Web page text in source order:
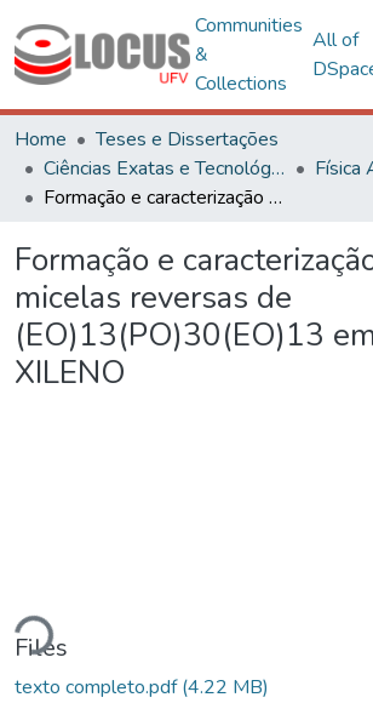
Communities
&
Collections
All of
Home
Teses e Dissertações
Ciências Exatas e Tecnológicas
Física
Formação e caracterização de micelas reversas de (EO)13(PO)30(EO)13 em P-XILENO
Formação e
micelas reversas de
(EO)13(PO)30(EO)13
XILENO
Files
texto completo.pdf(4.22 MB)